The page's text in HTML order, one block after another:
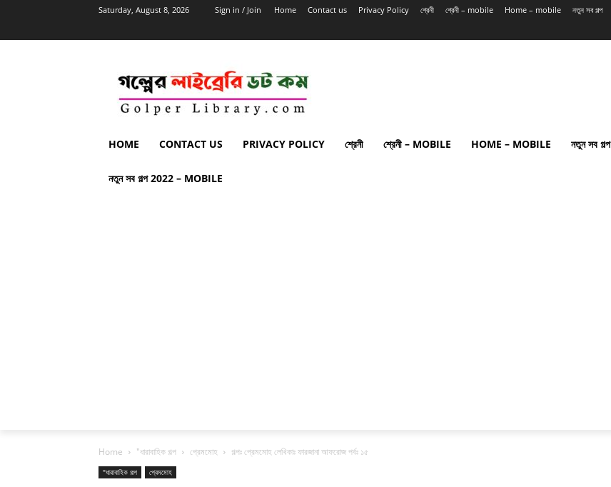
Saturday, August 8, 2026 Sign in / Join Home Contact us Privacy Policy শ্রেনী শ্রেনী – mobile Home – mobile নতুন সব গল্প
HOME CONTACT US PRIVACY POLICY শ্রেনী শ্রেনী – MOBILE HOME – MOBILE নতুন সব গল্প
নতুন সব গল্প 2022 – MOBILE
Home "ধারাবাহিক গল্প প্রেমমোহ গল্পঃ প্রেমমোহ লেখিকাঃ ফারজানা আফরোজ পর্বঃ ১৫
"ধারাবাহিক গল্প প্রেমমোহ